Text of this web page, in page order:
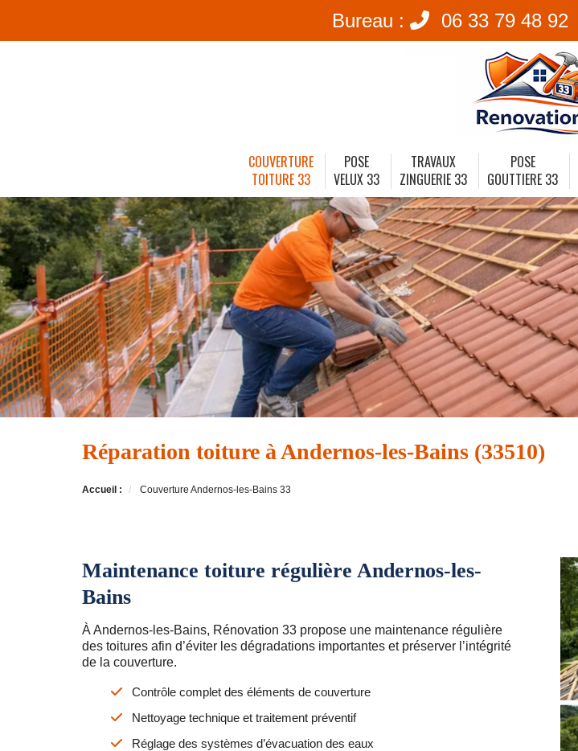
Bureau : 06 33 79 48 92
COUVERTURE
TOITURE 33
POSE
VELUX 33
TRAVAUX
ZINGUERIE 33
POSE
GOUTTIERE 33
Réparation toiture à Andernos-les-Bains (33510)
Accueil : Couverture Andernos-les-Bains 33
Maintenance toiture régulière Andernos-les-
Bains
À Andernos-les-Bains, Rénovation 33 propose une maintenance régulière
des toitures afin d’éviter les dégradations importantes et préserver l’intégrité
de la couverture.
Contrôle complet des éléments de couverture
Nettoyage technique et traitement préventif
Réglage des systèmes d’évacuation des eaux